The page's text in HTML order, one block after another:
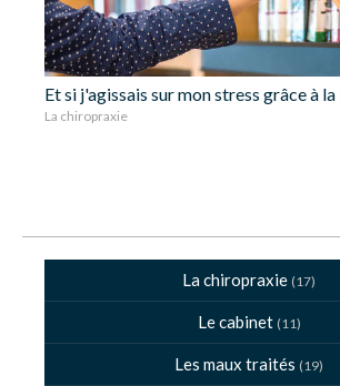
Et si j'agissais sur mon stress grâce à la
La chiropraxie
La chiropraxie (17)
Le cabinet (11)
Les maux traités (19)